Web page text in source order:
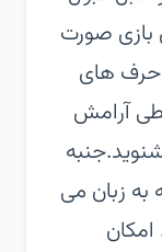
صورت
حرف های
آرامش
به زبان می
امکان